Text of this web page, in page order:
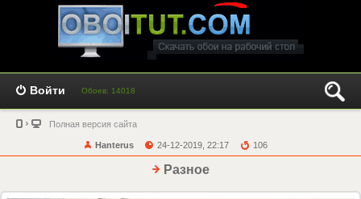
Войти Обоев: 14018
Полная версия сайта
Hanterus 24-12-2019, 22:17 106
Разное